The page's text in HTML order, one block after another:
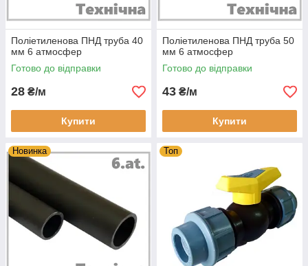
Поліетиленова ПНД труба 40
мм 6 атмосфер
Готово до відправки
28 ₴/м
Купити
Поліетиленова ПНД труба 50
мм 6 атмосфер
Готово до відправки
43 ₴/м
Купити
Новинка Топ